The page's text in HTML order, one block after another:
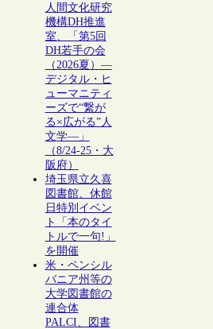
人間文化研究
機構DH推進
室、「第5回
DH若手の会
（2026夏）―
デジタル・ヒ
ューマニティ
ーズで“繋が
る×広がる”人
文学―」
（8/24-25・大
阪府）
埼玉県立久喜
図書館、休館
日特別イベン
ト「本のタイ
トルで一句!」
を開催
米・ペンシル
バニア州等の
大学図書館の
連合体
PALCI、図書